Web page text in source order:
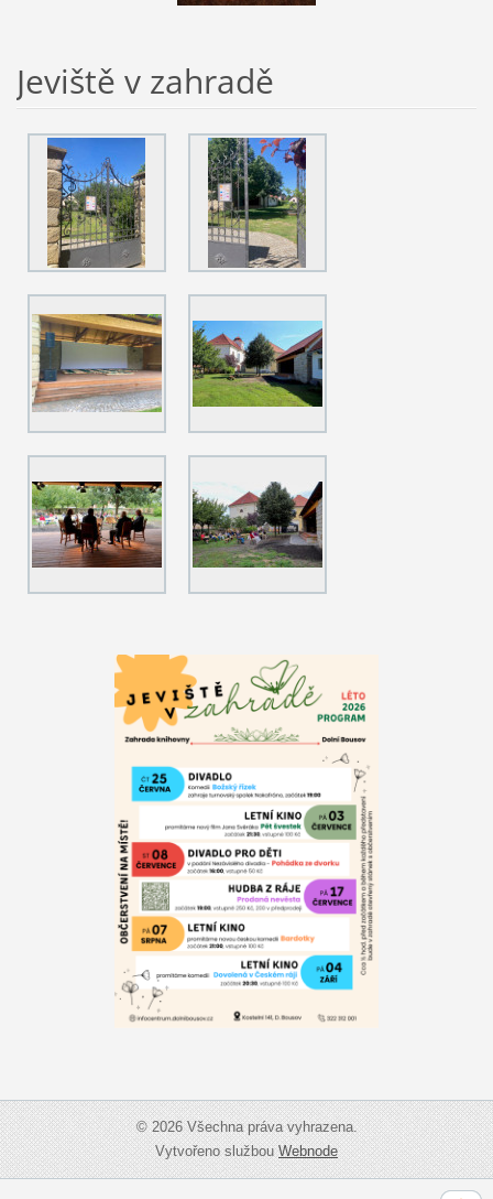
Jeviště v zahradě
© 2026 Všechna práva vyhrazena.
Vytvořeno službouWebnode